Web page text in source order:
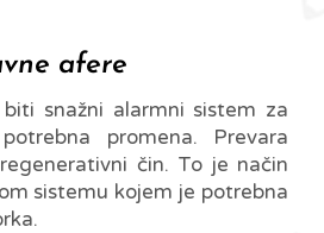
afere
snažni alarmni sistem za
promena. Prevara
čin. To je način
sistemu kojem je potrebna